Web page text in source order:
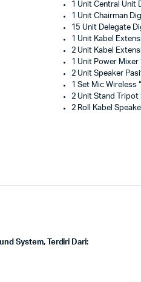
1 Unit Central Unit
1 Unit Chairman
15 Unit Delegate
1 Unit Kabel
2 Unit Kabel
1 Unit Power Mixer
2 Unit Speaker
1 Set Mic Wireless
2 Unit Stand Tripot
2 Roll Kabel
System, Terdiri Dari: